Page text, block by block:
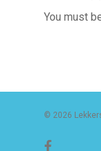
You must
© 2026